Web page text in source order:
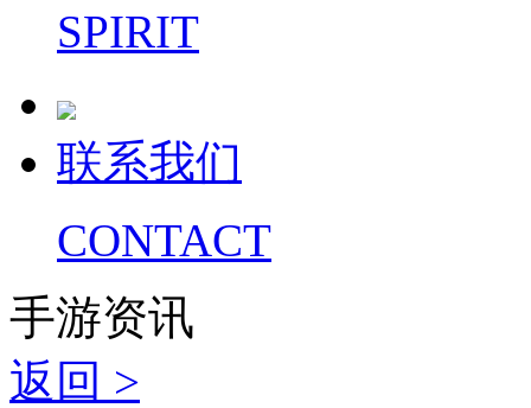
SPIRIT
联系我们
CONTACT
手游资讯
返回 >